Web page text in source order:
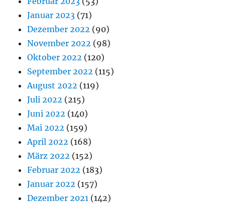
Januar 2023 (71)
Dezember 2022 (90)
November 2022 (98)
Oktober 2022 (120)
September 2022 (115)
August 2022 (119)
Juli 2022 (215)
Juni 2022 (140)
Mai 2022 (159)
April 2022 (168)
März 2022 (152)
Februar 2022 (183)
Januar 2022 (157)
Dezember 2021 (142)